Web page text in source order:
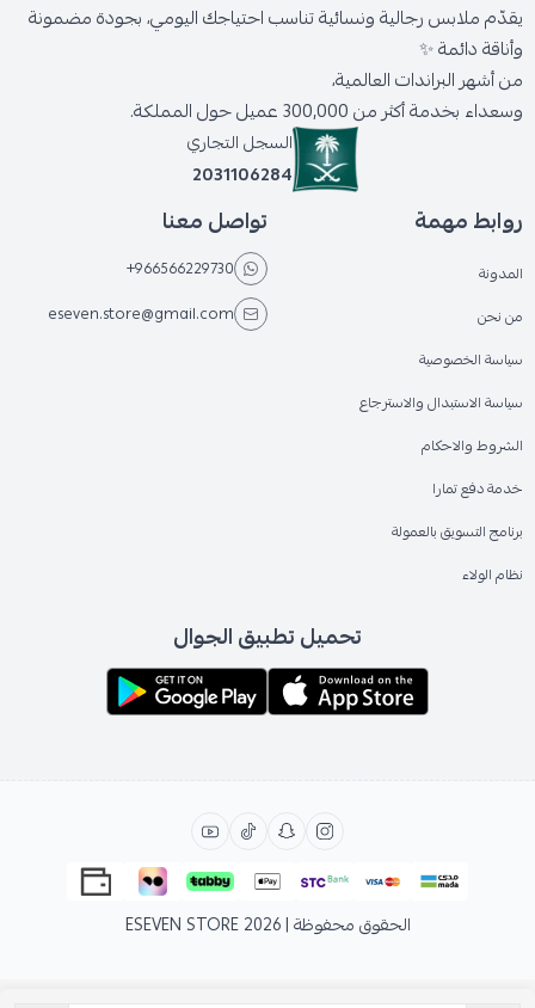
يقدّم ملابس رجالية ونسائية تناسب احتياجك اليومي، بجودة مضمونة
وأناقة دائمة ✨
من أشهر البراندات العالمية،
وسعداء بخدمة أكثر من 300,000 عميل حول المملكة.
السجل التجاري
2031106284
روابط مهمة
المدونة
من نحن
سياسة الخصوصية
سياسة الاستبدال والاسترجاع
الشروط والاحكام
خدمة دفع تمارا
برنامج التسويق بالعمولة
نظام الولاء
تواصل معنا
+966566229730
eseven.store@gmail.com
تحميل تطبيق الجوال
الحقوق محفوظة | 2026 ESEVEN STORE